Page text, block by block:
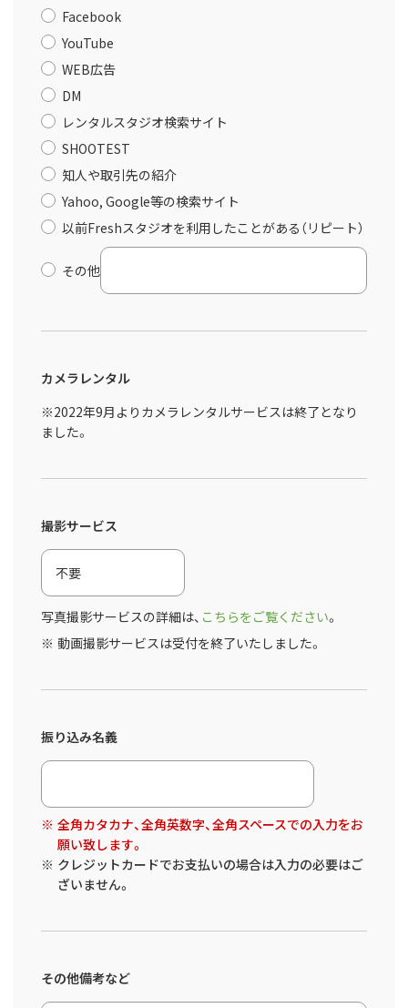
Facebook
YouTube
WEB広告
DM
レンタルスタジオ検索サイト
SHOOTEST
知人や取引先の紹介
Yahoo, Google等の検索サイト
以前Freshスタジオを利用したことがある（リピート）
その他
カメラレンタル
※2022年9月よりカメラレンタルサービスは終了となり
ました。
撮影サービス
写真撮影サービスの詳細は、 こちらをご覧ください。
動画撮影サービスは受付を終了いたしました。
振り込み名義
全角カタカナ、全角英数字、全角スペースでの入力をお
願い致します。
クレジットカードでお支払いの場合は入力の必要はご
ざいません。
その他備考など